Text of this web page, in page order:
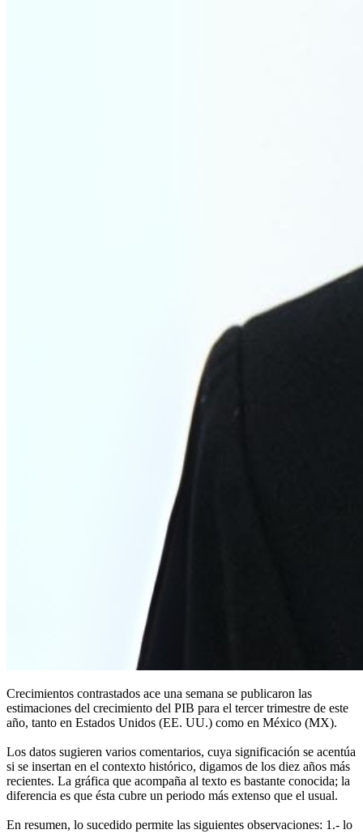
Crecimientos contrastados ace una semana se publicaron las
estimaciones del crecimiento del PIB para el tercer trimestre de este
año, tanto en Estados Unidos (EE. UU.) como en México (MX).
Los datos sugieren varios comentarios, cuya significación se acentúa
si se insertan en el contexto histórico, digamos de los diez años más
recientes. La gráfica que acompaña al texto es bastante conocida; la
diferencia es que ésta cubre un periodo más extenso que el usual.
En resumen, lo sucedido permite las siguientes observaciones: 1.- lo